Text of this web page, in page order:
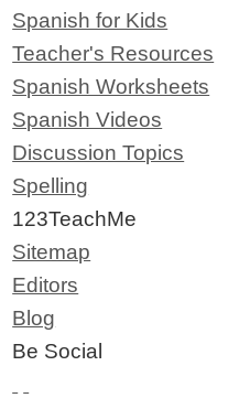
Spanish for Kids
Teacher's Resources
Spanish Worksheets
Spanish Videos
Discussion Topics
Spelling
123TeachMe
Sitemap
Editors
Blog
Be Social